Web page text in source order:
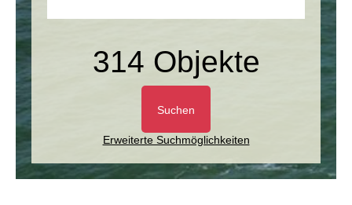
314 Objekte
Suchen
Erweiterte Suchmöglichkeiten